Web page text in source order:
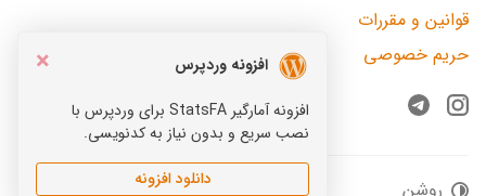
×
افزونه وردپرس
افزونه آمارگیر StatsFA برای وردپرس با
نصب سریع و بدون نیاز به کدنویسی.
دانلود افزونه
قوانین و مقررات
حریم خصوصی
Instagram
Telegram
روشن